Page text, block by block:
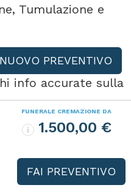
Tumulazione e
NUOVO PREVENTIVO
FUNERALE CREMAZIONE DA
1.500,00 €
FAI PREVENTIVO
info accurate sulla